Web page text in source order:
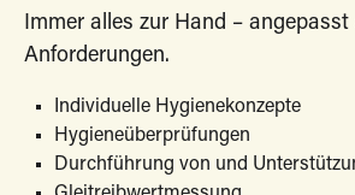
Immer alles zur Hand – angepasst
Anforderungen.
Individuelle Hygienekonzepte
Hygieneüberprüfungen
Durchführung von und